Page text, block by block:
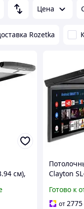
Цена
Rozetka
см), Clayton
Готово к
от2775